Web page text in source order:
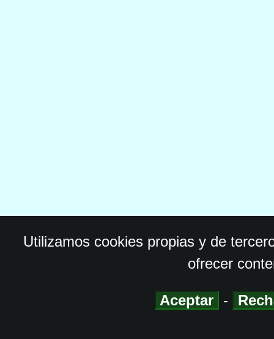
Utilizamos cookies propias y de
ofrecer
Aceptar -